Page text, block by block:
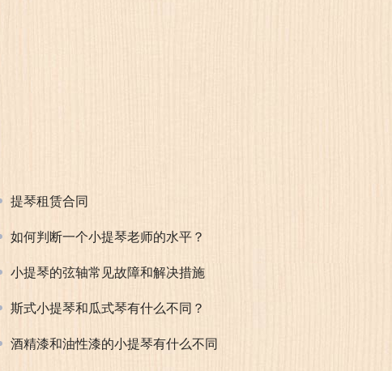
提琴租赁合同
如何判断一个小提琴老师的水平？
小提琴的弦轴常见故障和解决措施
斯式小提琴和瓜式琴有什么不同？
酒精漆和油性漆的小提琴有什么不同